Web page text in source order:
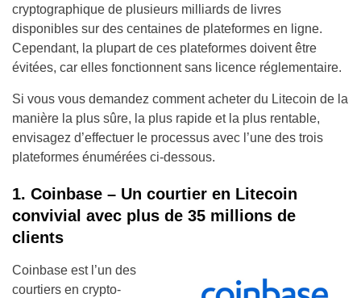
cryptographique de plusieurs milliards de livres
disponibles sur des centaines de plateformes en ligne.
Cependant, la plupart de ces plateformes doivent être
évitées, car elles fonctionnent sans licence réglementaire.
Si vous vous demandez comment acheter du Litecoin de la
manière la plus sûre, la plus rapide et la plus rentable,
envisagez d’effectuer le processus avec l’une des trois
plateformes énumérées ci-dessous.
1. Coinbase – Un courtier en Litecoin
convivial avec plus de 35 millions de
clients
Coinbase est l’un des
courtiers en crypto-